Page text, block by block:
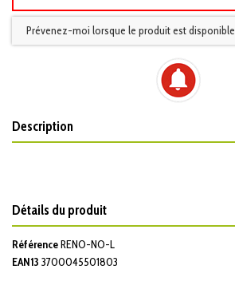
Prévenez-moi lorsque le produit est disponible
Description
Détails du produit
RéférenceRENO-NO-L
EAN13 3700045501803